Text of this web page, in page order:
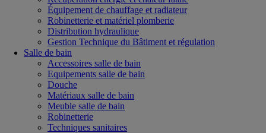
Équipement de chauffage et radiateur
Robinetterie et matériel plomberie
Distribution hydraulique
Gestion Technique du Bâtiment et régulation
Salle de bain
Accessoires salle de bain
Equipements salle de bain
Douche
Matériaux salle de bain
Meuble salle de bain
Robinetterie
Techniques sanitaires